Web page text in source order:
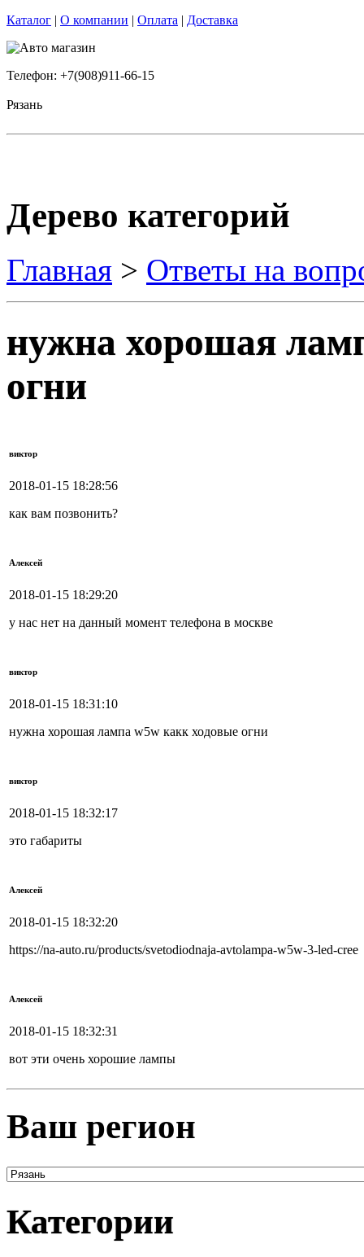
Каталог | О компании | Оплата | Доставка
Телефон: +7(908)911-66-15
Рязань
Дерево категорий
Главная > Ответы на
нужна хорошая
огни
виктор
2018-01-15 18:28:56
как вам позвонить?
Алексей
2018-01-15 18:29:20
у нас нет на данный момент телефона в москве
виктор
2018-01-15 18:31:10
нужна хорошая лампа w5w какк ходовые огни
виктор
2018-01-15 18:32:17
это габариты
Алексей
2018-01-15 18:32:20
https://na-auto.ru/products/svetodiodnaja-avtolampa-w5w-3-led-cree
Алексей
2018-01-15 18:32:31
вот эти очень хорошие лампы
Ваш регион
Категории